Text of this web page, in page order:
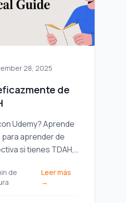
28, 2025
de
Udemy? Aprende
aprender de
si tienes TDAH,
la concentración.
de
Leer más
→